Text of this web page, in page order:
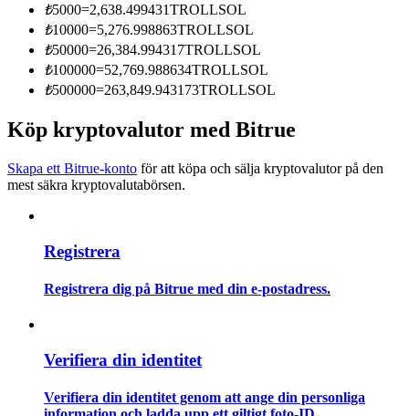
Big data-analys inklusive handelsinformation, etc.
₺5000=2,638.499431TROLLSOL
₺10000=5,276.998863TROLLSOL
₺50000=26,384.994317TROLLSOL
₺100000=52,769.988634TROLLSOL
₺500000=263,849.943173TROLLSOL
Köp kryptovalutor med Bitrue
Skapa ett Bitrue-konto för att köpa och sälja kryptovalutor på den
mest säkra kryptovalutabörsen.
Registrera
Registrera dig på Bitrue med din e-postadress.
Verifiera din identitet
Verifiera din identitet genom att ange din personliga